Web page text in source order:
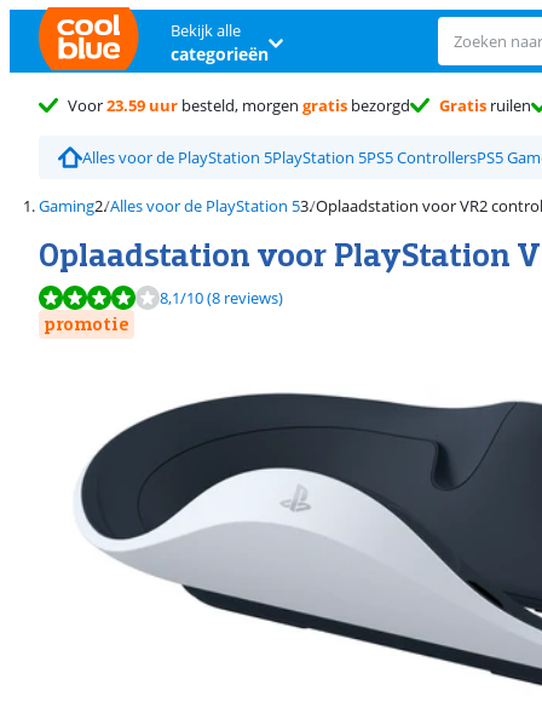
Bekijk alle
categorieën
Voor23.59 uur besteld, morgen gratis bezorgd Gratis ruilen
Alles voor de PlayStation 5PlayStation 5PS5 ControllersPS5
Gaming Alles voor de PlayStation 5 Oplaadstation voor VR2
Oplaadstation voor PlayStation
Beoordeling is 8,1 van de 10, gebaseerd op 8 reviews.
8,1/10(8 reviews)
promotie